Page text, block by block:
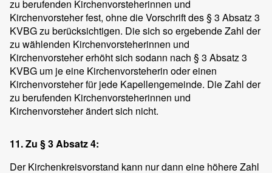
zu berufenden Kirchenvorsteherinnen und
Kirchenvorsteher fest, ohne die Vorschrift des § 3 Absatz 3
KVBG zu berücksichtigen. Die sich so ergebende Zahl der
zu wählenden Kirchenvorsteherinnen und
Kirchenvorsteher erhöht sich sodann nach § 3 Absatz 3
KVBG um je eine Kirchenvorsteherin oder einen
Kirchenvorsteher für jede Kapellengemeinde. Die Zahl der
zu berufenden Kirchenvorsteherinnen und
Kirchenvorsteher ändert sich nicht.
11. Zu § 3 Absatz 4:
Der Kirchenkreisvorstand kann nur dann eine höhere Zahl